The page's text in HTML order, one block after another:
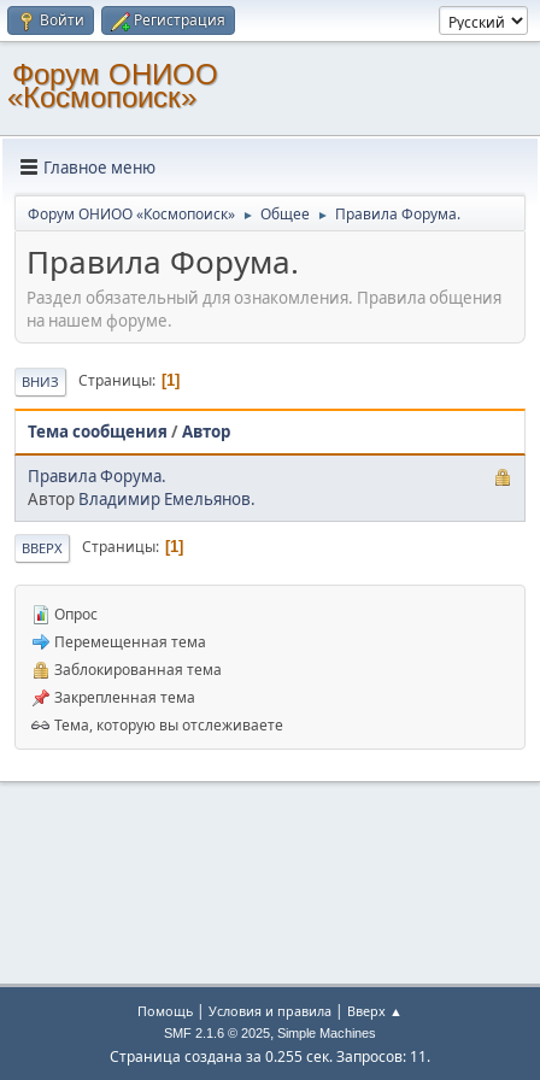
Войти Регистрация
Форум ОНИОО
«Космопоиск»
Главное меню
Форум ОНИОО «Космопоиск» ► Общее ► Правила Форума.
Правила Форума.
Раздел обязательный для ознакомления. Правила общения
на нашем форуме.
ВНИЗ Страницы 1
Тема сообщения /Автор
Правила Форума.
Автор Владимир Емельянов.
ВВЕРХ Страницы 1
Опрос
Перемещенная тема
Заблокированная тема
Закрепленная тема
Тема, которую вы отслеживаете
Помощь | Условия и правила | Вверх ▲
SMF 2.1.6 © 2025, Simple Machines
Страница создана за 0.255 сек. Запросов: 11.